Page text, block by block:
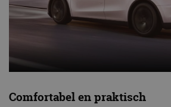
Comfortabel en praktisch